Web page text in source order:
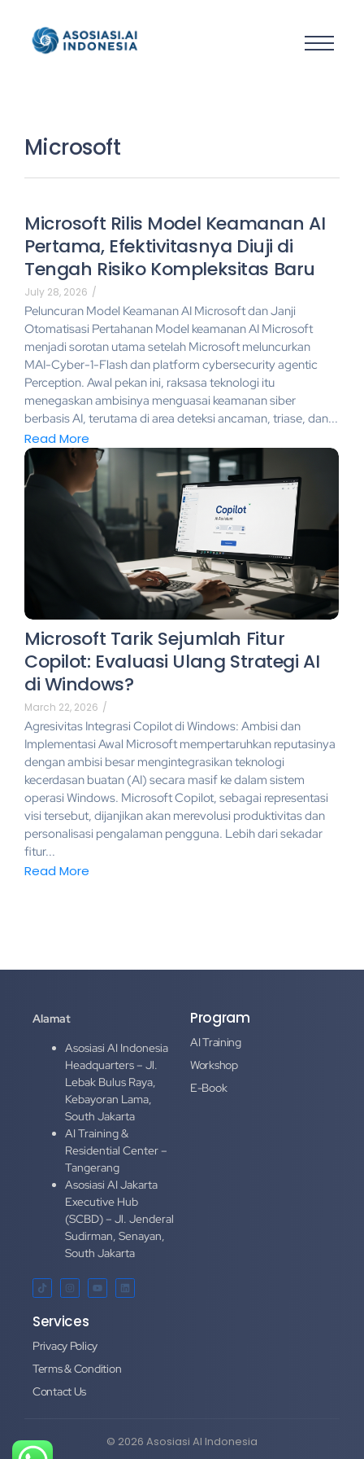
Microsoft
Microsoft Rilis Model Keamanan AI
Pertama, Efektivitasnya Diuji di
Tengah Risiko Kompleksitas Baru
July 28, 2026 /
Peluncuran Model Keamanan AI Microsoft dan Janji
Otomatisasi Pertahanan Model keamanan AI Microsoft
menjadi sorotan utama setelah Microsoft meluncurkan
MAI-Cyber-1-Flash dan platform cybersecurity agentic
Perception. Awal pekan ini, raksasa teknologi itu
menegaskan ambisinya menguasai keamanan siber
berbasis AI, terutama di area deteksi ancaman, triase, dan...
Read More
Microsoft Tarik Sejumlah Fitur
Copilot: Evaluasi Ulang Strategi AI
di Windows?
March 22, 2026 /
Agresivitas Integrasi Copilot di Windows: Ambisi dan
Implementasi Awal Microsoft mempertaruhkan reputasinya
dengan ambisi besar mengintegrasikan teknologi
kecerdasan buatan (AI) secara masif ke dalam sistem
operasi Windows. Microsoft Copilot, sebagai representasi
visi tersebut, dijanjikan akan merevolusi produktivitas dan
personalisasi pengalaman pengguna. Lebih dari sekadar
fitur...
Read More
Alamat
Asosiasi AI Indonesia
Headquarters – Jl.
Lebak Bulus Raya,
Kebayoran Lama,
South Jakarta
AI Training &
Residential Center –
Tangerang
Asosiasi AI Jakarta
Executive Hub
(SCBD) – Jl. Jenderal
Sudirman, Senayan,
South Jakarta
Program
AI Training
Workshop
E-Book
Services
Privacy Policy
Terms & Condition
Contact Us
© 2026 Asosiasi AI Indonesia